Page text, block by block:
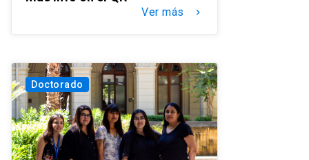
Ver más keyboard_arrow_right
Doctorado